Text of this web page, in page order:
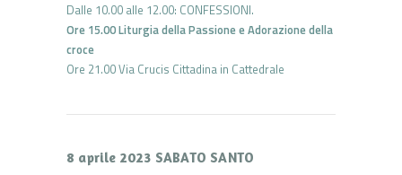
Dalle 10.00 alle 12.00: CONFESSIONI.
Ore 15.00 Liturgia della Passione e Adorazione della
croce
Ore 21.00 Via Crucis Cittadina in Cattedrale
8 aprile 2023 SABATO SANTO